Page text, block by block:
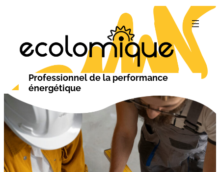
Professionnel de la performance
énergétique